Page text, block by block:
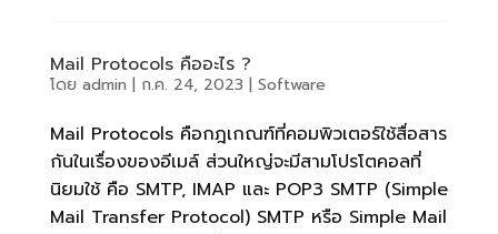
Mail Protocols คืออะไร ?
โดย admin | ก.ค. 24, 2023 | Software
Mail Protocols คือกฎเกณฑ์ที่คอมพิวเตอร์ใช้สื่อสาร
กันในเรื่องของอีเมล์ ส่วนใหญ่จะมีสามโปรโตคอลที่
นิยมใช้ คือ SMTP, IMAP และ POP3 SMTP (Simple
Mail Transfer Protocol) SMTP หรือ Simple Mail